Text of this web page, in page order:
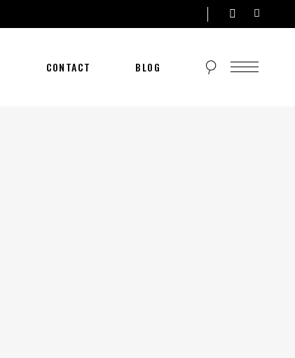
CONTACT BLOG